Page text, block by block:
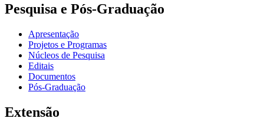
Pesquisa e Pós-Graduação
Apresentação
Projetos e Programas
Núcleos de Pesquisa
Editais
Documentos
Pós-Graduação
Extensão